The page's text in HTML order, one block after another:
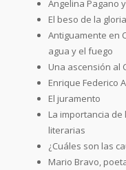
Angelina Pagano
El beso de la gloria
Antiguamente en
agua y el fuego
Una ascensión al
Enrique Federico
El juramento
La importancia
literarias
¿Cuáles son las
Mario Bravo,